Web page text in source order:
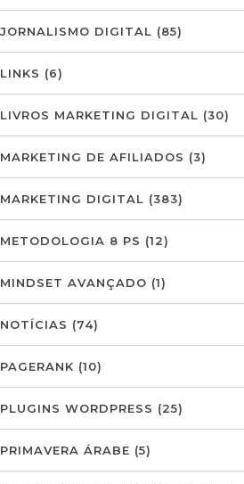
JORNALISMO DIGITAL (85)
LINKS (6)
LIVROS MARKETING DIGITAL (30)
MARKETING DE AFILIADOS (3)
MARKETING DIGITAL (383)
METODOLOGIA 8 PS (12)
MINDSET AVANÇADO (1)
NOTÍCIAS (74)
PAGERANK (10)
PLUGINS WORDPRESS (25)
PRIMAVERA ÁRABE (5)